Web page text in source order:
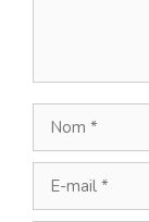
Nom
mail